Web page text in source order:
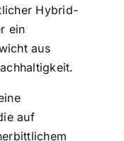
Hybrid-
ein
aus
auf